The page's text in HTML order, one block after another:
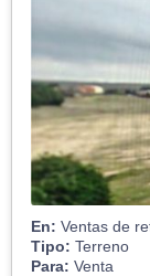
En: Ventas de
Tipo: Terreno
Para: Venta